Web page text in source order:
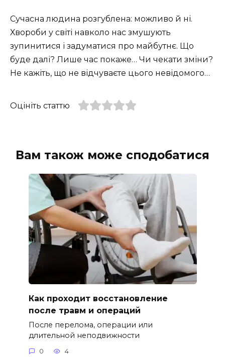
Сучасна людина розгублена: можливо й ні.
Хвороби у світі навколо нас змушують
зупинитися і задуматися про майбутнє. Що
буде далі? Лише час покаже… Чи чекати зміни?
Не кажіть, що не відчуваєте цього невідомого…
Оцініть статтю
Вам також може сподобатися
Как проходит восстановление
после травм и операций
После перелома, операции или
длительной неподвижности
0 4